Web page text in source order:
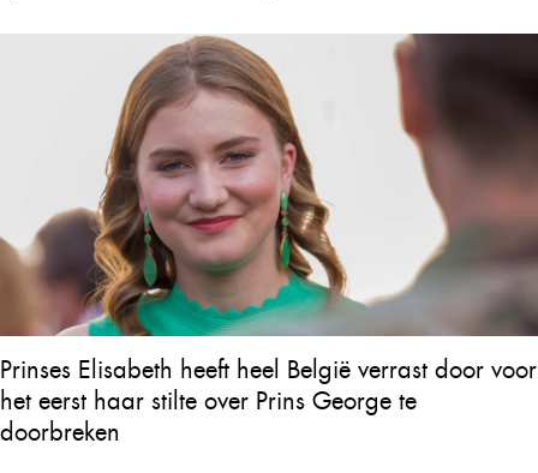
Prinses Elisabeth heeft heel België verrast door voor
het eerst haar stilte over Prins George te
doorbreken